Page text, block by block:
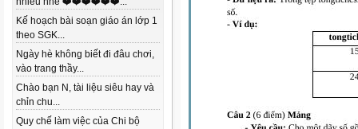
Kế hoạch bài soạn giáo án lớp 1
theo SGK...
Ngày hè không biết đi đâu chơi,
vào trang thầy...
Chào bạn N, tài liệu siêu hay và
chỉn chu...
Quy chế làm việc của Chi bộ